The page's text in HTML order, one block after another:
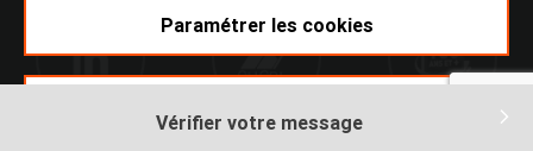
Vérifier votre message
Paramétrer les cookies